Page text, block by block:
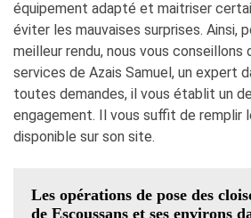
équipement adapté et maitriser
éviter les mauvaises surprises. Ainsi,
meilleur rendu, nous vous conseillons
services de Azais Samuel, un expert
toutes demandes, il vous établit un
engagement. Il vous suffit de remplir
disponible sur son site.
Les opérations de pose des
de Escoussans et ses environs